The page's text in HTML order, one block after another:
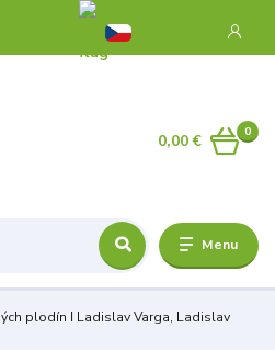
Menu
0
0,00 €
plodín ǀ Ladislav Varga, Ladislav